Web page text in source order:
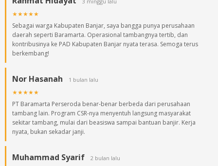
★★★★★
Sebagai warga Kabupaten Banjar, saya bangga punya perusahaan
daerah seperti Baramarta. Operasional tambangnya tertib, dan
kontribusinya ke PAD Kabupaten Banjar nyata terasa. Semoga terus
berkembang!
Nor Hasanah 1 bulan lalu
★★★★★
PT Baramarta Perseroda benar-benar berbeda dari perusahaan
tambang lain. Program CSR-nya menyentuh langsung masyarakat
sekitar tambang, mulai dari beasiswa sampai bantuan banjir. Kerja
nyata, bukan sekadar janji.
Muhammad Syarif 2 bulan lalu